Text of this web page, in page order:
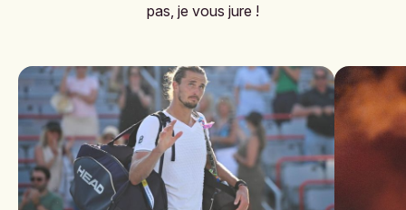
pas, je vous jure !